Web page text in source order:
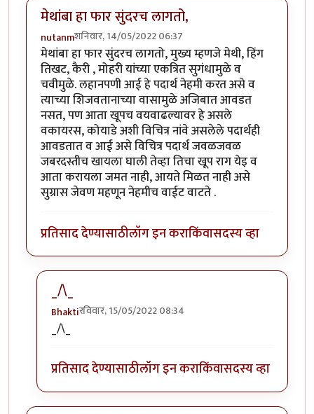
मेथांबा हा फार सुंदरच लागतो,
nutanmशनिवार, 14/05/2022 06:37
मेथांबा हा फार सुंदरच लागतो, मुख्य म्हणजे मेथी, हिंग
तिखट, कैरी , मोहरी यांच्या एकत्रित सुगंधामुळे व
चवीमुळे. लहानपणी आई हे पदार्थ नेहमी करत असे व
त्याच्या शिजवतानाच्या वासामुळे अजिबात आवडत
नसत, पण आता खूपच वयवाढल्यावर हे असले
वकायरस, कोयाडे अशी विचित्र नांवे असलेले पदार्थही
आवडतात व आई असे विचित्र पदार्थ जवळजवळ
जबरदस्तीच खायला घाली तेव्हा तिचा खूप राग येइ व
आता करायला जमत नाही, आयते मिळत नाही असे
सुग्रास जेवण महणून नेहमीच वाईट वाटते .
प्रतिसाद देण्यासाठीलॉग इन कराकिंवासदस्य व्हा
_/\_
Bhaktiरविवार, 15/05/2022 08:34
In reply to
_/\_
प्रतिसाद देण्यासाठीलॉग इन कराकिंवासदस्य व्हा